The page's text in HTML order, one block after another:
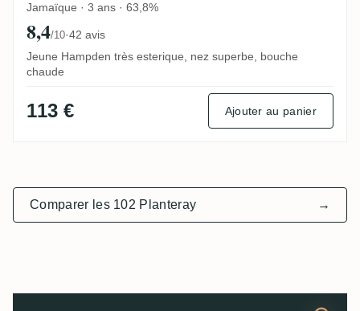
Jamaïque · 3 ans · 63,8%
8,4/10·42 avis
Jeune Hampden très esterique, nez superbe, bouche
chaude
113 € Ajouter au panier
Comparer les 102 Planteray →